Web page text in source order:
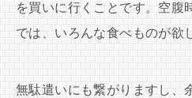
を買いに行くことです。空腹
では、いろんな食べものが欲
無駄遣いにも繋がりますし、